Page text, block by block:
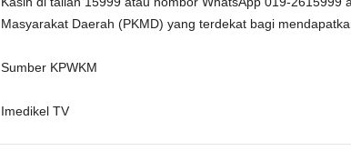
Masyarakat Daerah (PKMD) yang terdekat bagi
Sumber KPWKM
Imedikel TV